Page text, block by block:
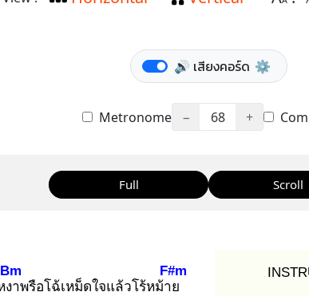
🔊 เสียงคอร์ด ⚙️
Metronome − 68 +
Full Scroll
งา
Bm
พรือโฉ้เหม็ดใจแล้วโร้หม้าย
F#m